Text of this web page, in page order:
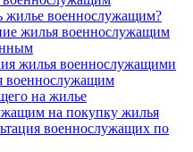
жилье военнослужащим?
жилья военнослужащим
жилья военнослужащими
военнослужащим
на жилье
на покупку жилья
военнослужащих по